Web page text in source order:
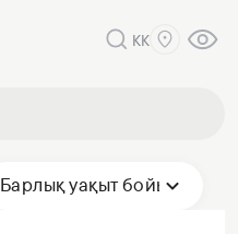
KK
Барлық уақыт бойы